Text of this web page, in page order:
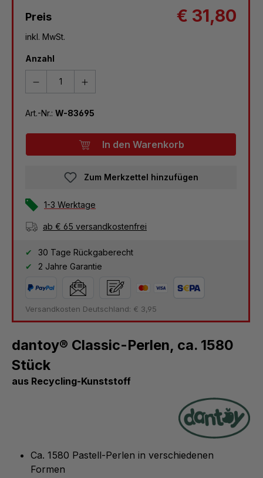
Preis € 31,80
inkl. MwSt.
Anzahl
Art.-Nr.: W-83695
In den Warenkorb
Zum Merkzettel hinzufügen
1-3 Werktage
ab € 65 versandkostenfrei
30 Tage Rückgaberecht
2 Jahre Garantie
Versandkosten Deutschland: € 3,95
dantoy® Classic-Perlen, ca. 1580
Stück
aus Recycling-Kunststoff
Ca. 1580 Pastell-Perlen in verschiedenen
Formen